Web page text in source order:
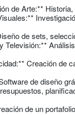
de Arte:**
de sets,
Televisión:**
Creación de
de diseño
de un